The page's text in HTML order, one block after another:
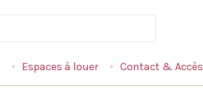
Espaces à louer Contact & Accès